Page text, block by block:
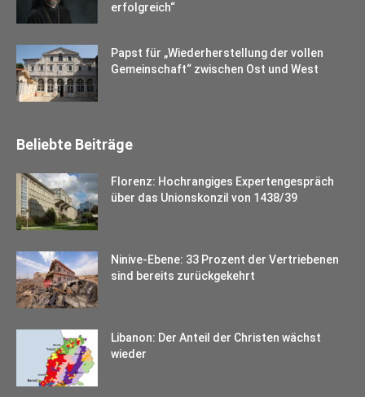
erfolgreich“
Papst für „Wiederherstellung der vollen
Gemeinschaft“ zwischen Ost und West
Beliebte Beiträge
Florenz: Hochrangiges Expertengespräch
über das Unionskonzil von 1438/39
Ninive-Ebene: 33 Prozent der Vertriebenen
sind bereits zurückgekehrt
Libanon: Der Anteil der Christen wächst
wieder